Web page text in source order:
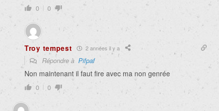
0 0
Troy tempest 2 années il y a
Répondre à Pifpaf
Non maintenant il faut fire avec ma non genrée
0 0